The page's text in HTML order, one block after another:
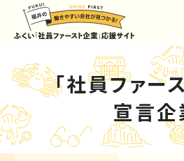
「社員ファー
宣言企